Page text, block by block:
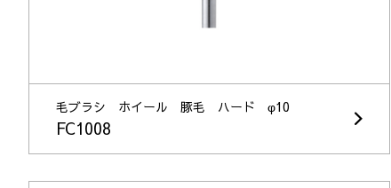
毛ブラシ ホイール 豚毛 ハード φ10
FC1008